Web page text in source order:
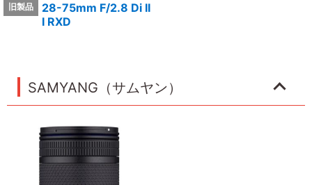
28-75mm F/2.8 Di II
I RXD
SAMYANG（サムヤン）